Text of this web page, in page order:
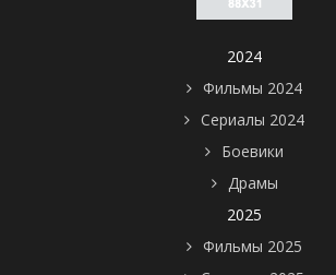
2024
Фильмы 2024
Сериалы 2024
Боевики
Драмы
2025
Фильмы 2025